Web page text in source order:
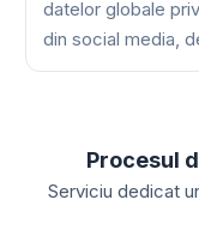
datelor globale
din social media,
Procesul
Serviciu dedicat